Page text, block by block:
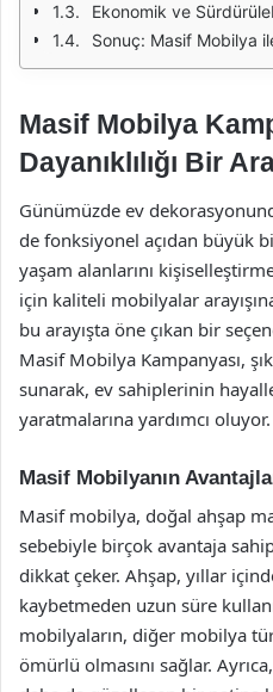
Ekonomik ve
Sonuç: Masif Mobilya
Masif Mobilya
Dayanıklılığı Bir
Günümüzde ev
de fonksiyonel açıdan büyük
yaşam alanlarını
için kaliteli mobilyalar
bu arayışta öne çıkan bir
Masif Mobilya Kampanyası,
sunarak, ev sahiplerinin
yaratmalarına yardımcı oluyor.
Masif Mobilyanın
Masif mobilya, doğal ahşap
sebebiyle birçok avantaja
dikkat çeker. Ahşap, yıllar
kaybetmeden uzun süre
mobilyaların, diğer mobilya
ömürlü olmasını sağlar.